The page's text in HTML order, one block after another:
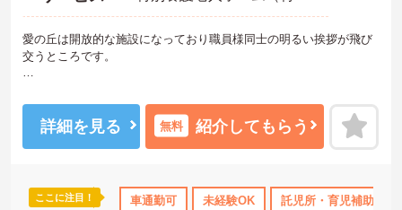
愛の丘は開放的な施設になっており職員様同士の明るい挨拶が飛び
交うところです。
そのためオンコールの回数も月に多くて3回程度となっています。
詳細を見る 無料 紹介してもらう
ここに注目！ 車通勤可 未経験OK 託児所・育児補助